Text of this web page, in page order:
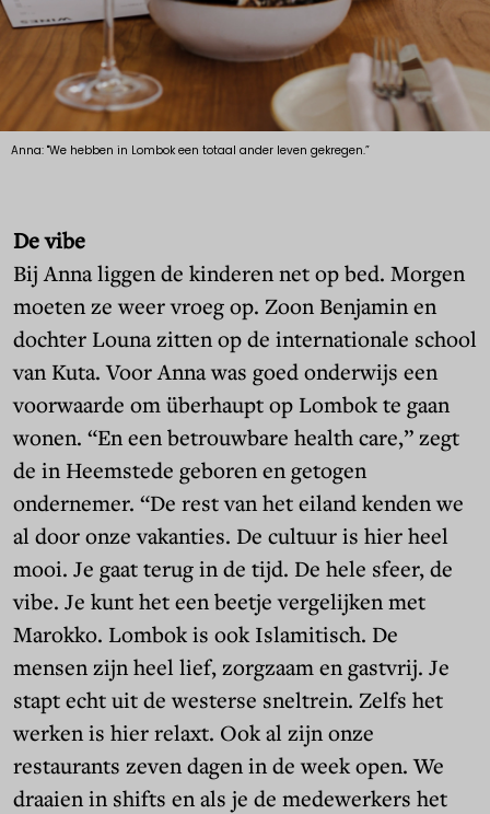
Anna: "We hebben in Lombok een totaal ander leven gekregen.”
De vibe
Bij Anna liggen de kinderen net op bed. Morgen
moeten ze weer vroeg op. Zoon Benjamin en
dochter Louna zitten op de internationale school
van Kuta. Voor Anna was goed onderwijs een
voorwaarde om überhaupt op Lombok te gaan
wonen. “En een betrouwbare health care,” zegt
de in Heemstede geboren en getogen
ondernemer. “De rest van het eiland kenden we
al door onze vakanties. De cultuur is hier heel
mooi. Je gaat terug in de tijd. De hele sfeer, de
vibe. Je kunt het een beetje vergelijken met
Marokko. Lombok is ook Islamitisch. De
mensen zijn heel lief, zorgzaam en gastvrij. Je
stapt echt uit de westerse sneltrein. Zelfs het
werken is hier relaxt. Ook al zijn onze
restaurants zeven dagen in de week open. We
draaien in shifts en als je de medewerkers het